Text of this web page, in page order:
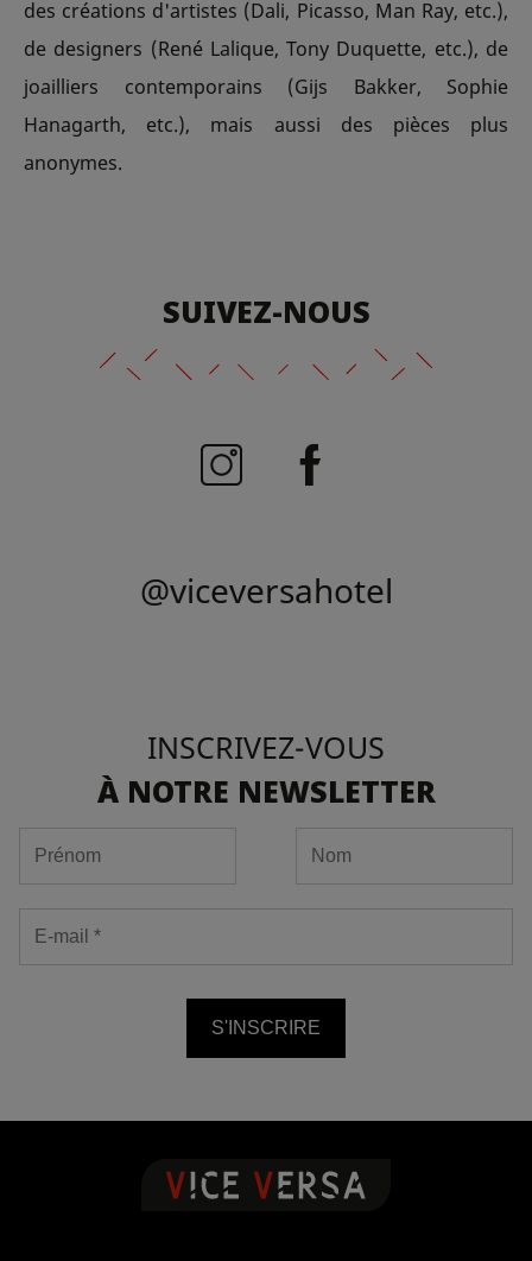
des créations d'artistes (Dali, Picasso, Man Ray, etc.),
de designers (René Lalique, Tony Duquette, etc.), de
joailliers contemporains (Gijs Bakker, Sophie
Hanagarth, etc.), mais aussi des pièces plus
anonymes.
SUIVEZ-NOUS
@viceversahotel
INSCRIVEZ-VOUS
À NOTRE NEWSLETTER
S'INSCRIRE